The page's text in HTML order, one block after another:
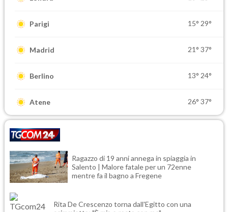
Parigi 15° 29°
Madrid 21° 37°
Berlino 13° 24°
Atene 26° 37°
Ragazzo di 19 anni annega in spiaggia in
Salento | Malore fatale per un 72enne
mentre fa il bagno a Fregene
Rita De Crescenzo torna dall'Egitto con una